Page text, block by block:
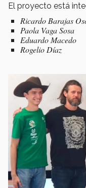
El proyecto está
Ricardo Barajas
Paola Vaga Sosa
Eduardo Macedo
Rogelio Díaz